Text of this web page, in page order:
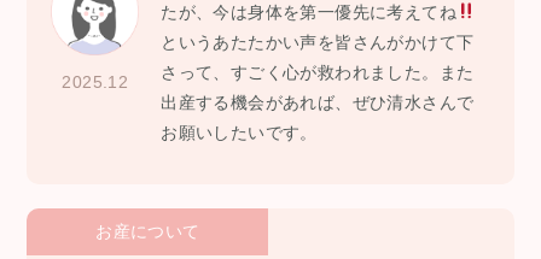
2025.12
たが、今は身体を第一優先に考えてね
というあたたかい声を皆さんがかけて下
さって、すごく心が救われました。また
出産する機会があれば、ぜひ清水さんで
お願いしたいです。
お産について